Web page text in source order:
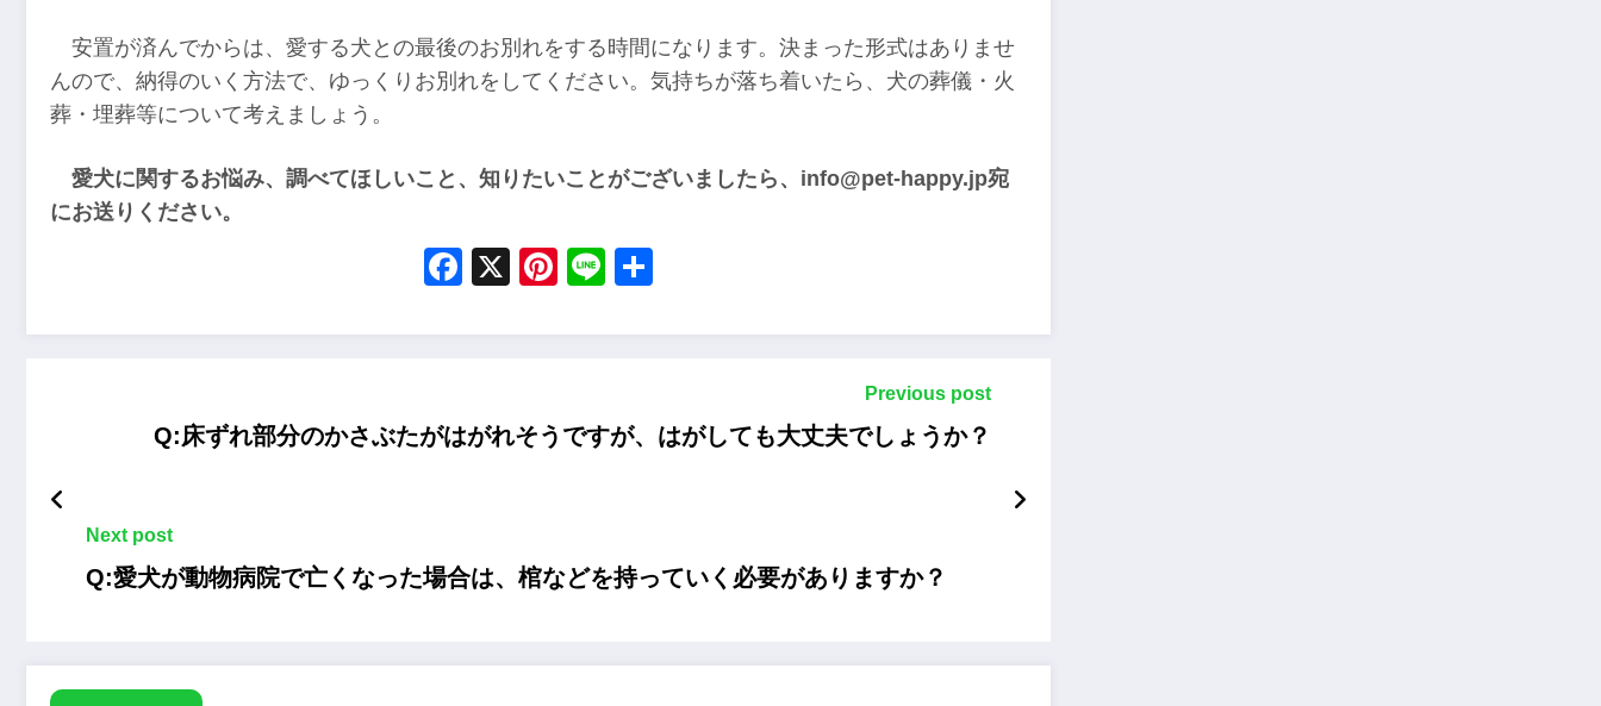
安置が済んでからは、愛する犬との最後のお別れをする時間になります。決まった形式はありませ
んので、納得のいく方法で、ゆっくりお別れをしてください。気持ちが落ち着いたら、犬の葬儀・火
葬・埋葬等について考えましょう。
愛犬に関するお悩み、調べてほしいこと、知りたいことがございましたら、 info@pet-happy.jp宛
にお送りください。
Facebook
X Pinterest
Line
Previous post
Q:床ずれ部分のかさぶたがはがれそうですが、はがしても大丈夫でしょうか？
Next post
Q:愛犬が動物病院で亡くなった場合は、棺などを持っていく必要がありますか？